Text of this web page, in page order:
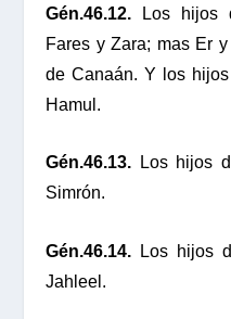
Gén.46.12. Los hijos
Fares y Zara; mas Er
de Canaán. Y los
Hamul.
Gén.46.13. Los hijos
Simrón.
Gén.46.14. Los hijos
Jahleel.